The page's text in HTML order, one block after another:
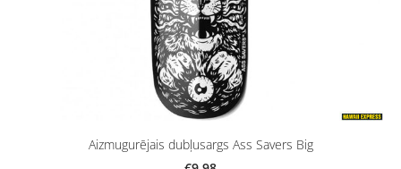
Aizmugurējais dubļusargs Ass Savers Big